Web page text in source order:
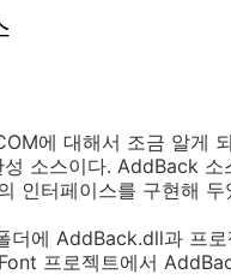
에 대해서 조금 알게
소스이다. AddBack
인터페이스를 구현해
더에 AddBack.dll과 프
프로젝트에서